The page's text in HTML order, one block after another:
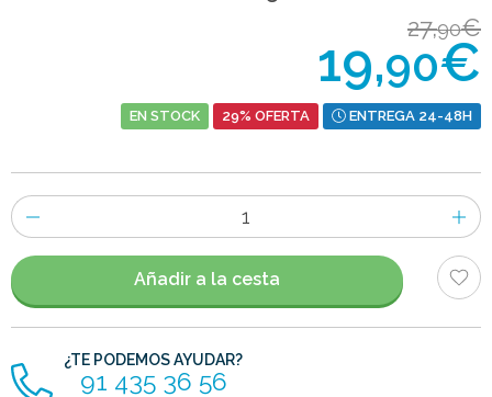
27,90€
19,90€
EN STOCK 29% OFERTA ENTREGA 24-48H
Número
de
artículos
Añadir a la cesta
¿TE PODEMOS AYUDAR?
91 435 36 56